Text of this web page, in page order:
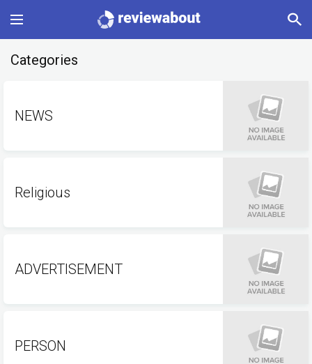
Main
Sign In
Categories
NEWS
Religious
ADVERTISEMENT
PERSON